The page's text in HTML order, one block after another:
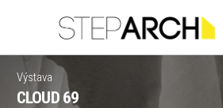
Výstava
CLOUD 69